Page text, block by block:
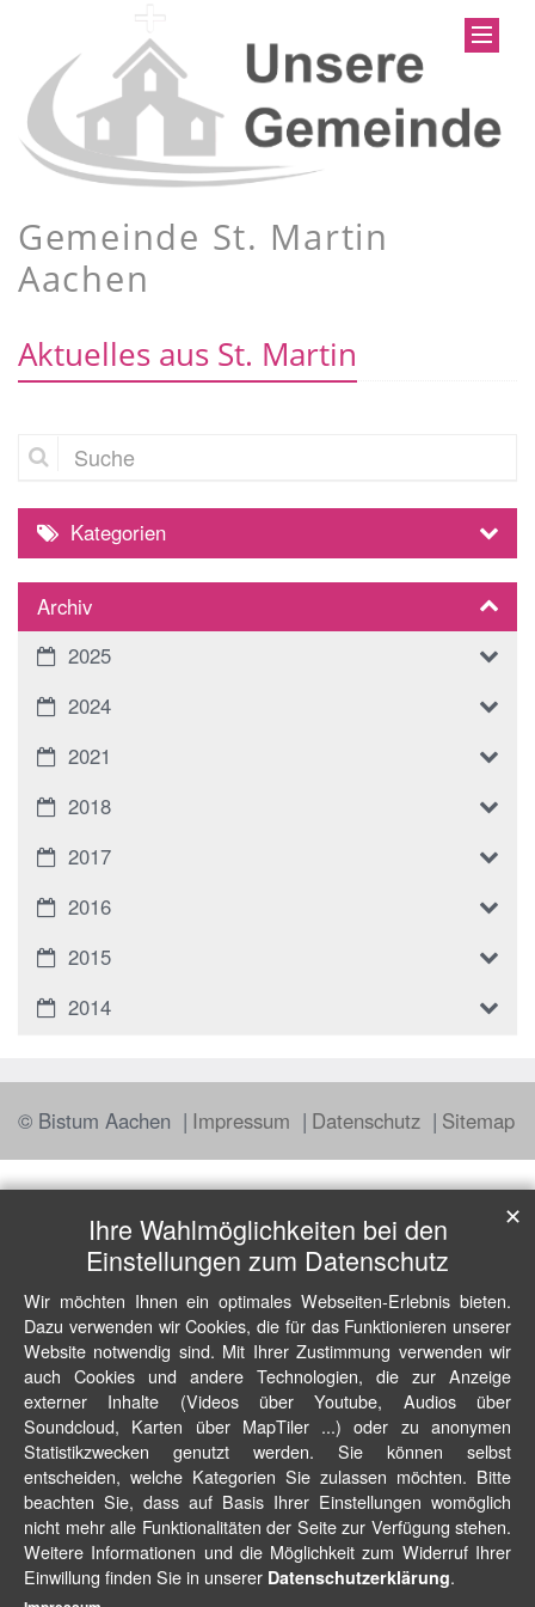
Gemeinde St. Martin
Aachen
Aktuelles aus St. Martin
Suche
Kategorien
Archiv
2025
2024
2021
2018
2017
2016
2015
2014
© Bistum Aachen Impressum Datenschutz Sitemap
Ihre Wahlmöglichkeiten bei den
Einstellungen zum Datenschutz
Wir möchten Ihnen ein optimales Webseiten-Erlebnis bieten.
Dazu verwenden wir Cookies, die für das Funktionieren unserer
Website notwendig sind. Mit Ihrer Zustimmung verwenden wir
auch Cookies und andere Technologien, die zur Anzeige
externer Inhalte (Videos über Youtube, Audios über
Soundcloud, Karten über MapTiler ...) oder zu anonymen
Statistikzwecken genutzt werden. Sie können selbst
entscheiden, welche Kategorien Sie zulassen möchten. Bitte
beachten Sie, dass auf Basis Ihrer Einstellungen womöglich
nicht mehr alle Funktionalitäten der Seite zur Verfügung stehen.
Weitere Informationen und die Möglichkeit zum Widerruf Ihrer
Einwillung finden Sie in unserer Datenschutzerklärung.
✕